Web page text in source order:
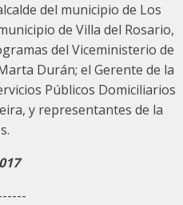
del municipio de Los
de Villa del Rosario,
del Viceministerio de
Durán; el Gerente de la
Públicos Domiciliarios
y representantes de la